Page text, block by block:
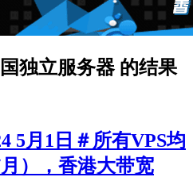
独立服务器 的结果
5月1日＃所有VPS均
），香港大带宽